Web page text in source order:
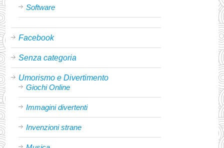
Software
Facebook
Senza categoria
Umorismo e Divertimento
Giochi Online
Immagini divertenti
Invenzioni strane